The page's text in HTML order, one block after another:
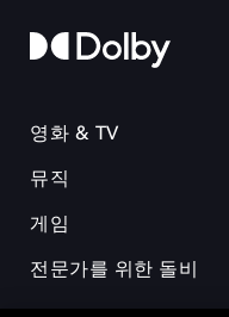
영화 & TV
뮤직
게임
전문가를 위한 돌비